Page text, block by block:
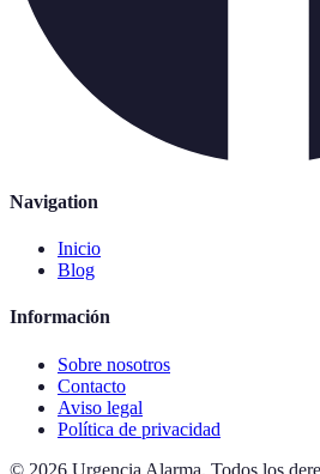
Navigation
Inicio
Blog
Información
Sobre nosotros
Contacto
Aviso legal
Política de privacidad
© 2026 Urgencia Alarma. Todos los